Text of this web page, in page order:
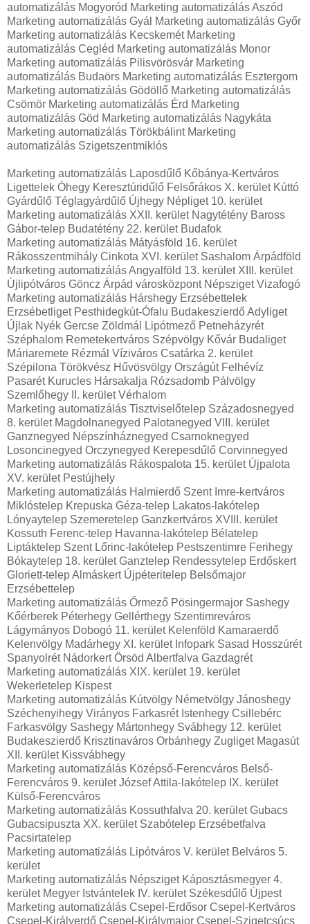
automatizálás Mogyoród Marketing automatizálás Aszód
Marketing automatizálás Gyál Marketing automatizálás Győr
Marketing automatizálás Kecskemét Marketing
automatizálás Cegléd Marketing automatizálás Monor
Marketing automatizálás Pilisvörösvár Marketing
automatizálás Budaörs Marketing automatizálás Esztergom
Marketing automatizálás Gödöllő Marketing automatizálás
Csömör Marketing automatizálás Érd Marketing
automatizálás Göd Marketing automatizálás Nagykáta
Marketing automatizálás Törökbálint Marketing
automatizálás Szigetszentmiklós
Marketing automatizálás Laposdűlő Kőbánya-Kertváros
Ligettelek Óhegy Keresztúridűlő Felsőrákos X. kerület Kúttó
Gyárdűlő Téglagyárdűlő Újhegy Népliget 10. kerület
Marketing automatizálás XXII. kerület Nagytétény Baross
Gábor-telep Budatétény 22. kerület Budafok
Marketing automatizálás Mátyásföld 16. kerület
Rákosszentmihály Cinkota XVI. kerület Sashalom Árpádföld
Marketing automatizálás Angyalföld 13. kerület XIII. kerület
Újlipótváros Göncz Árpád városközpont Népsziget Vizafogó
Marketing automatizálás Hárshegy Erzsébettelek
Erzsébetliget Pesthidegkút-Ófalu Budakeszierdő Adyliget
Újlak Nyék Gercse Zöldmál Lipótmező Petneházyrét
Széphalom Remetekertváros Szépvölgy Kővár Budaliget
Máriaremete Rézmál Víziváros Csatárka 2. kerület
Szépilona Törökvész Hűvösvölgy Országút Felhévíz
Pasarét Kurucles Hársakalja Rózsadomb Pálvölgy
Szemlőhegy II. kerület Vérhalom
Marketing automatizálás Tisztviselőtelep Századosnegyed
8. kerület Magdolnanegyed Palotanegyed VIII. kerület
Ganznegyed Népszínháznegyed Csarnoknegyed
Losoncinegyed Orczynegyed Kerepesdűlő Corvinnegyed
Marketing automatizálás Rákospalota 15. kerület Újpalota
XV. kerület Pestújhely
Marketing automatizálás Halmierdő Szent Imre-kertváros
Miklóstelep Krepuska Géza-telep Lakatos-lakótelep
Lónyaytelep Szemeretelep Ganzkertváros XVIII. kerület
Kossuth Ferenc-telep Havanna-lakótelep Bélatelep
Liptáktelep Szent Lőrinc-lakótelep Pestszentimre Ferihegy
Bókaytelep 18. kerület Ganztelep Rendessytelep Erdőskert
Gloriett-telep Almáskert Újpéteritelep Belsőmajor
Erzsébettelep
Marketing automatizálás Őrmező Pösingermajor Sashegy
Kőérberek Péterhegy Gellérthegy Szentimreváros
Lágymányos Dobogó 11. kerület Kelenföld Kamaraerdő
Kelenvölgy Madárhegy XI. kerület Infopark Sasad Hosszúrét
Spanyolrét Nádorkert Örsöd Albertfalva Gazdagrét
Marketing automatizálás XIX. kerület 19. kerület
Wekerletelep Kispest
Marketing automatizálás Kútvölgy Németvölgy Jánoshegy
Széchenyihegy Virányos Farkasrét Istenhegy Csillebérc
Farkasvölgy Sashegy Mártonhegy Svábhegy 12. kerület
Budakeszierdő Krisztinaváros Orbánhegy Zugliget Magasút
XII. kerület Kissvábhegy
Marketing automatizálás Középső-Ferencváros Belső-
Ferencváros 9. kerület József Attila-lakótelep IX. kerület
Külső-Ferencváros
Marketing automatizálás Kossuthfalva 20. kerület Gubacs
Gubacsipuszta XX. kerület Szabótelep Erzsébetfalva
Pacsirtatelep
Marketing automatizálás Lipótváros V. kerület Belváros 5.
kerület
Marketing automatizálás Népsziget Káposztásmegyer 4.
kerület Megyer Istvántelek IV. kerület Székesdűlő Újpest
Marketing automatizálás Csepel-Erdősor Csepel-Kertváros
Csepel-Királyerdő Csepel-Királymajor Csepel-Szigetcsúcs